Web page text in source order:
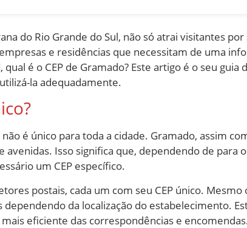
do Rio Grande do Sul, não só atrai visitantes
e residências que necessitam de uma
qual é o CEP de Gramado? Este artigo é o seu
la adequadamente.
é único para toda a cidade. Gramado, assim
avenidas. Isso significa que, dependendo de
um CEP específico.
postais, cada um com seu CEP único.
dependendo da localização do estabelecimento.
eficiente das correspondências e